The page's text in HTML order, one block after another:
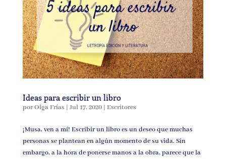
Ideas para escribir un libro
porOlga Frías | Jul 17, 2020| Escritores
¡Musa, ven a mí! Escribir un libro es un deseo que muchas
personas se plantean en algún momento de su vida. Sin
embargo, a la hora de ponerse manos a la obra, parece que la